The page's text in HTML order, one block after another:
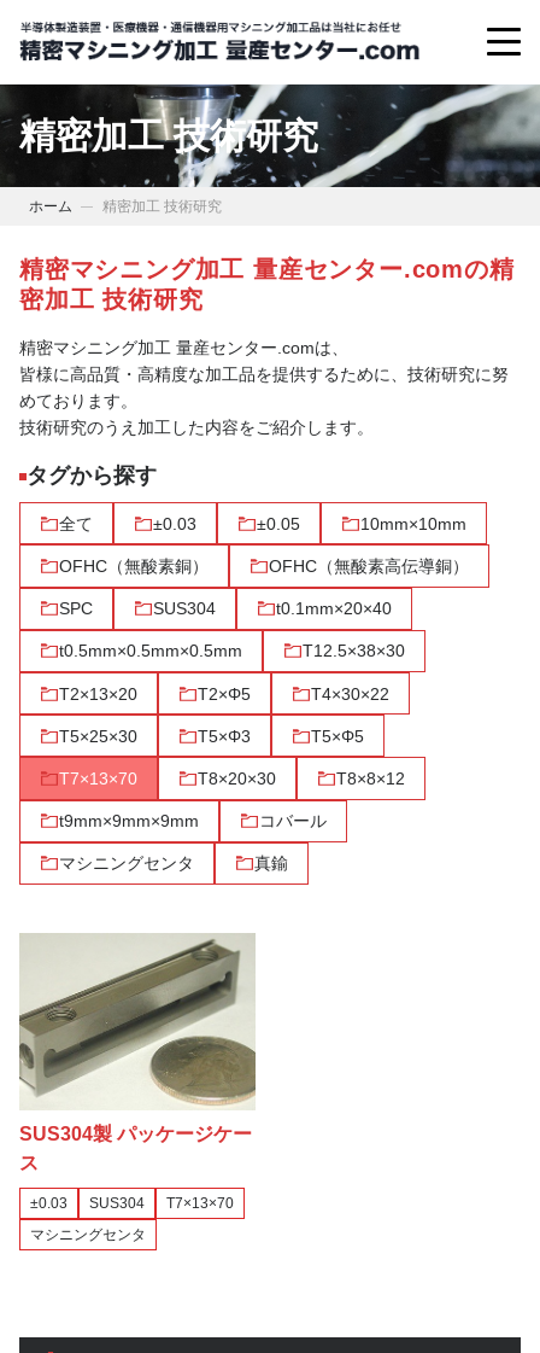
精密加工 技術研究
ホーム 精密加工 技術研究
精密マシニング加工 量産センター.comの精
密加工 技術研究
精密マシニング加工 量産センター.comは、
皆様に高品質・高精度な加工品を提供するために、技術研究に努
めております。
技術研究のうえ加工した内容をご紹介します。
タグから探す
全て ±0.03 ±0.05 10mm×10mm
OFHC（無酸素銅） OFHC（無酸素高伝導銅）
SPC SUS304 t0.1mm×20×40
t0.5mm×0.5mm×0.5mm T12.5×38×30
T2×13×20 T2×Φ5 T4×30×22
T5×25×30 T5×Φ3 T5×Φ5
T7×13×70 T8×20×30 T8×8×12
t9mm×9mm×9mm コバール
マシニングセンタ 真鍮
SUS304製 パッケージケー
ス
±0.03 SUS304
T7×13×70
マシニングセンタ